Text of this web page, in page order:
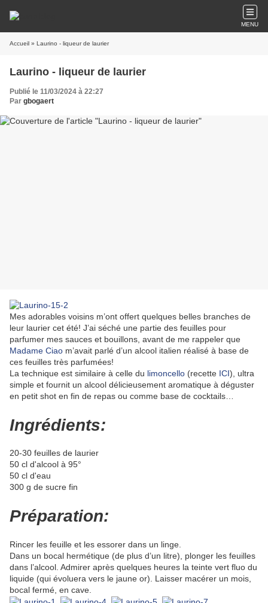
MENU
Accueil » Laurino - liqueur de laurier
Laurino - liqueur de laurier
Publié le 11/03/2024 à 22:27
Par gbogaert
Mes adorables voisins m’ont offert quelques belles branches de
leur laurier cet été! J’ai séché une partie des feuilles pour
parfumer mes sauces et bouillons, avant de me rappeler que
Madame Ciao m’avait parlé d’un alcool italien réalisé à base de
ces feuilles très parfumées!
La technique est similaire à celle du limoncello (recette ICI), ultra
simple et fournit un alcool délicieusement aromatique à déguster
en petit shot en fin de repas ou comme base de cocktails…
Ingrédients:
20-30 feuilles de laurier
50 cl d'alcool à 95°
50 cl d'eau
300 g de sucre fin
Préparation:
Rincer les feuille et les essorer dans un linge.
Dans un bocal hermétique (de plus d’un litre), plonger les feuilles
dans l’alcool. Admirer après quelques heures la teinte vert fluo du
liquide (qui évoluera vers le jaune or). Laisser macérer un mois,
bocal fermé, en cave.